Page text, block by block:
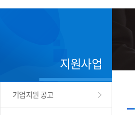
지원사업
기업지원 공고